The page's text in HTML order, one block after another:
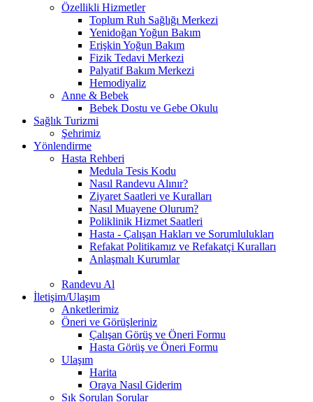
Özellikli Hizmetler
Toplum Ruh Sağlığı Merkezi
Yenidoğan Yoğun Bakım
Erişkin Yoğun Bakım
Fizik Tedavi Merkezi
Palyatif Bakım Merkezi
Hemodiyaliz
Anne & Bebek
Bebek Dostu ve Gebe Okulu
Sağlık Turizmi
Şehrimiz
Yönlendirme
Hasta Rehberi
Medula Tesis Kodu
Nasıl Randevu Alınır?
Ziyaret Saatleri ve Kuralları
Nasıl Muayene Olurum?
Poliklinik Hizmet Saatleri
Hasta - Çalışan Hakları ve Sorumlulukları
Refakat Politikamız ve Refakatçi Kuralları
Anlaşmalı Kurumlar
Randevu Al
İletişim/Ulaşım
Anketlerimiz
Öneri ve Görüşleriniz
Çalışan Görüş ve Öneri Formu
Hasta Görüş ve Öneri Formu
Ulaşım
Harita
Oraya Nasıl Giderim
Sık Sorulan Sorular